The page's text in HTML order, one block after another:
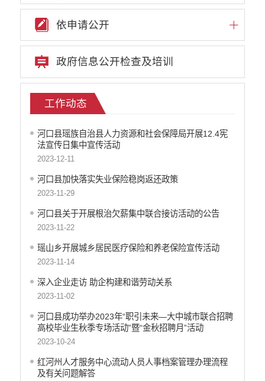
重大建设项目信息公开
医疗卫生机构信息公开
旅游市场秩序和服务质量信息公开
就业创业信息公开
征地信息公开
创建国家园林县城
自然资源信息公开
文化机构信息公开
民政信息公开
行政许可
行政处罚和行政强制
行政事业性收费
政府集中采购
建议提案办理答复
减税降费
财政资金直达基层
依申请公开
政府信息公开检查及培训
工作动态
河口县瑶族自治县人力资源和社会保障局开展12.4宪
法宣传日集中宣传活动
2023-12-11
河口县加快落实失业保险稳岗返还政策
2023-11-29
河口县关于开展根治欠薪集中联合接访活动的公告
2023-11-22
瑶山乡开展城乡居民医疗保险和养老保险宣传活动
2023-11-14
深入企业走访 助企构建和谐劳动关系
2023-11-02
河口县成功举办2023年“职引未来—大中城市联合招聘
高校毕业生秋季专场活动”暨“金秋招聘月”活动
2023-10-24
红河州人才服务中心流动人员人事档案管理办理流程
及有关问题解答